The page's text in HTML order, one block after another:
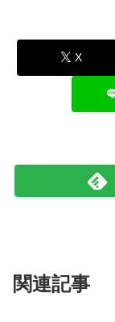
X
関連記事